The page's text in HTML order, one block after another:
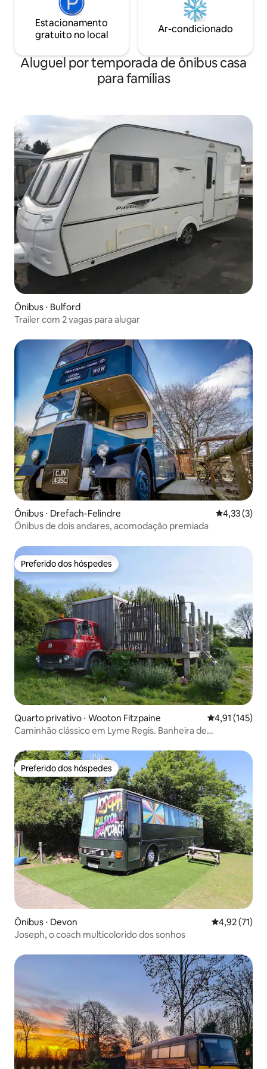
Estacionamento
gratuito no local
Ar-condicionado
Aluguel por temporada de ônibus casa
para famílias
Ônibus ⋅ Bulford
Trailer com 2 vagas para alugar
Ônibus ⋅ Drefach-Felindre 4,33 de
4,33 (3)
Ônibus de dois andares, acomodação premiada
Preferido dos hóspedes
Preferido dos hóspedes
Quarto privativo ⋅ Wooton Fitzpaine 4,91 de uma
4,91 (145)
Caminhão clássico em Lyme Regis. Banheira de
Preferido dos hóspedes
Preferido dos hóspedes
Ônibus ⋅ Devon 4,92 de uma
4,92 (71)
Joseph, o coach multicolorido dos sonhos